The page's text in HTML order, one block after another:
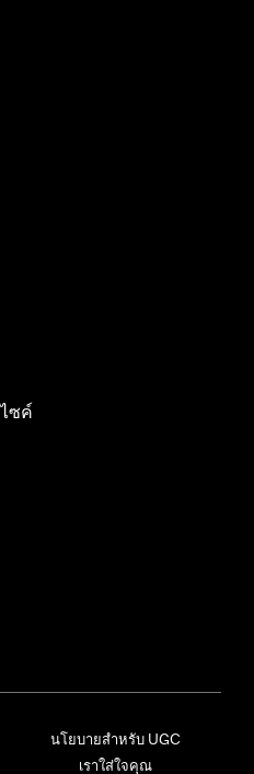
ซค์
นโยบายสำหรับ UGC
เราใส่ใจคุณ